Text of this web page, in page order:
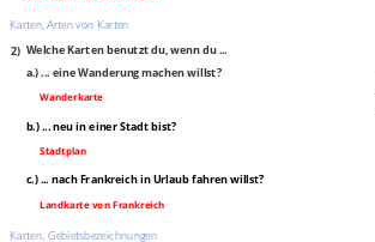
Karten, Arten von Karten
2) Welche Karten benutzt du, wenn du ...
a.) ... eine Wanderung machen willst?
Wanderkarte
b.) ... neu in einer Stadt bist?
Stadtplan
c.) ... nach Frankreich in Urlaub fahren willst?
Landkarte von Frankreich
Karten, Gebietsbezeichnungen